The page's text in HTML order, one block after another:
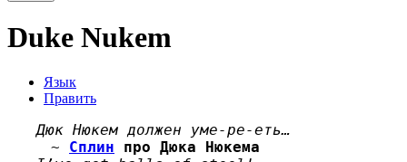
Duke Nukem
Язык
Править
Дюк Нюкем должен уме-ре-еть…
~ Сплин про Дюка Нюкема